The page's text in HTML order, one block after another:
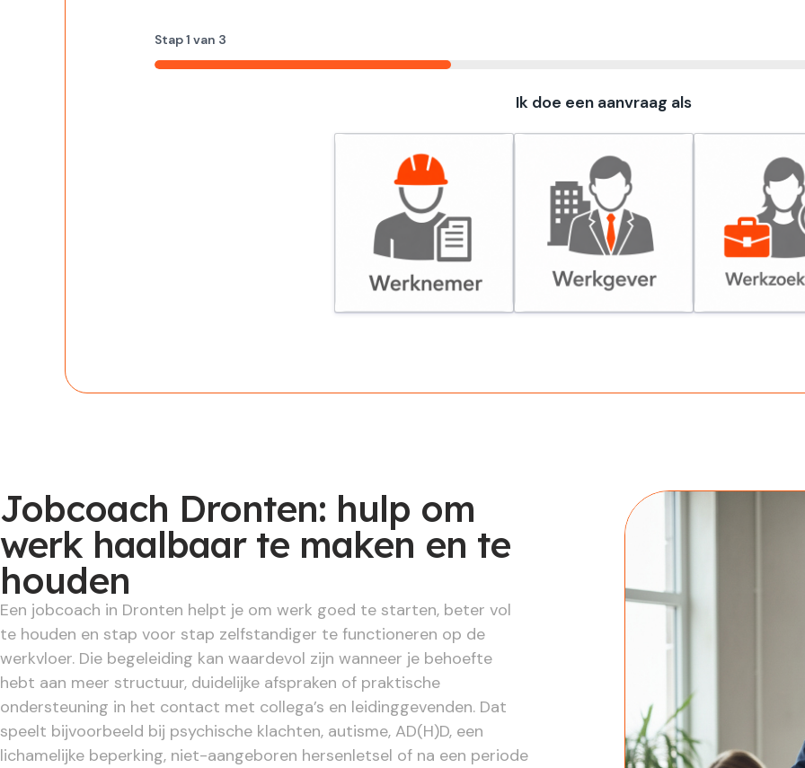
Stap1 van 3
33%
Ik doe een aanvraag als
Werknemer Werkgever Werkzoekende
Jobcoach Dronten: hulp om
werk haalbaar te maken en te
houden
Een jobcoach in Dronten helpt je om werk goed te starten, beter vol
te houden en stap voor stap zelfstandiger te functioneren op de
werkvloer. Die begeleiding kan waardevol zijn wanneer je behoefte
hebt aan meer structuur, duidelijke afspraken of praktische
ondersteuning in het contact met collega’s en leidinggevenden. Dat
speelt bijvoorbeeld bij psychische klachten, autisme, AD(H)D, een
lichamelijke beperking, niet-aangeboren hersenletsel of na een periode